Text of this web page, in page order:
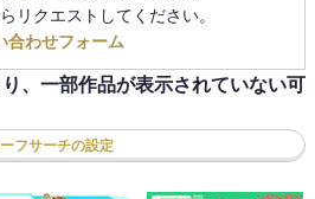
リクエストしてください。
合わせフォーム
、一部作品が表示されていない可
フサーチの設定